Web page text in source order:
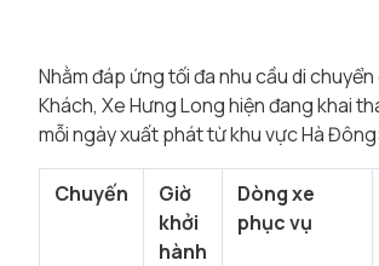
Nhằm đáp ứng tối đa nhu cầu di
Khách, Xe Hưng Long hiện đang khai
mỗi ngày xuất phát từ khu vực Hà Đông:
Chuyến
Giờ
khởi
hành
Dòng xe
phục vụ